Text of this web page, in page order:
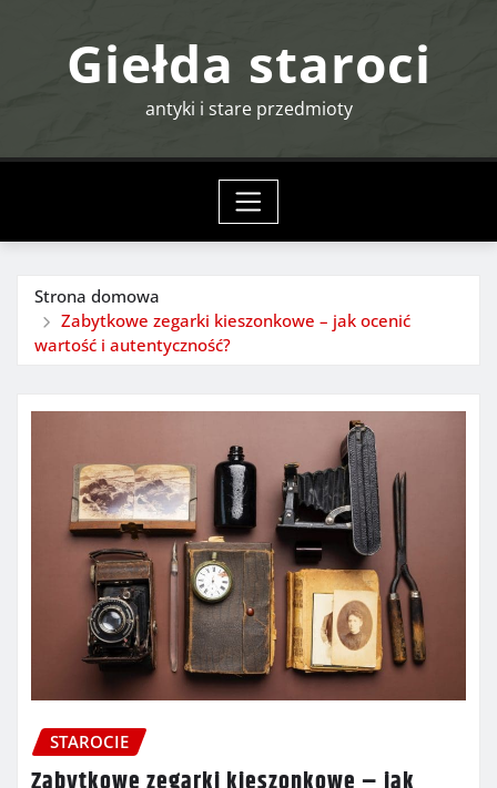
Giełda staroci
antyki i stare przedmioty
Strona domowa
Zabytkowe zegarki kieszonkowe – jak ocenić
wartość i autentyczność?
STAROCIE